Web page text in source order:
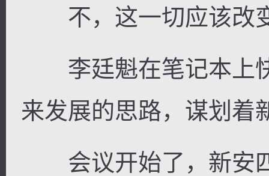
不，这一切应该改
李廷魁在笔记本上
来发展的思路，谋划着
会议开始了，新安